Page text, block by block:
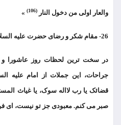
والعار اولی من دخول النار (106)
»
26- مقام شکر و رضای حضرت علیه السلام:
در سخت ترین لحظات روز عاشورا و
جراحات، این جملات از امام علیه
قضائک یا رب لااله سوک، یا غیاث
صبر می کنم. معبودی جز تو نیست، ای